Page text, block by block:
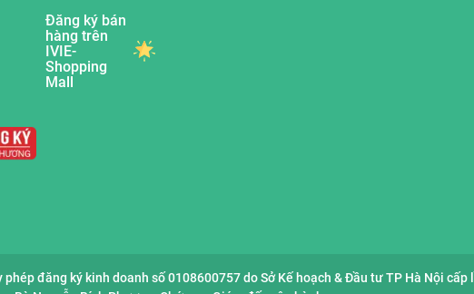
Đăng ký bán
hàng trên
IVIE-
Shopping
Mall
đăng ký kinh doanh số 0108600757 do Sở Kế hoạch & Đầu tư TP Hà Nội cấp